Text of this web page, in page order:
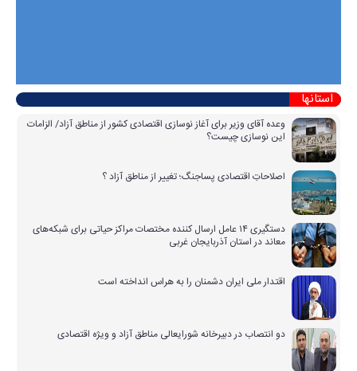
استانها
وعده آقای وزیر برای آغاز نوسازی اقتصادی کشور از مناطق آزاد/ الزامات
این نوسازی چیست؟
اصلاحاتِ اقتصادی پساجنگ؛ تغییر از مناطق آزاد ؟
دستگیری ۱۴ عامل ارسال کننده مختصات مراکز حیاتی برای شبکه‌های
معاند در استان آذربایجان غربی
اقتدار ملی ایران دشمنان را به هراس انداخته است
دو انتصاب در دبیرخانه شورایعالی مناطق آزاد و ویژه اقتصادی